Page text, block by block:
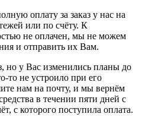
оплату за заказ у нас на
или по счёту. К
не оплачен, мы не можем
и отправить их Вам.
но у Вас изменились планы до
то не устроило при его
нам на почту, и мы вернём
в течении пяти дней с
с которого поступила оплата.